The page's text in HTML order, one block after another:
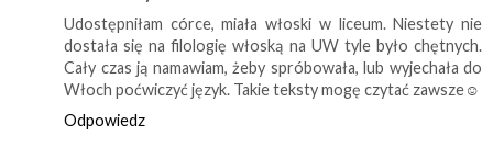
Udostępniłam córce, miała włoski w liceum. Niestety nie
dostała się na filologię włoską na UW tyle było chętnych.
Cały czas ją namawiam, żeby spróbowała, lub wyjechała do
Włoch poćwiczyć język. Takie teksty mogę czytać zawsze☺
Odpowiedz